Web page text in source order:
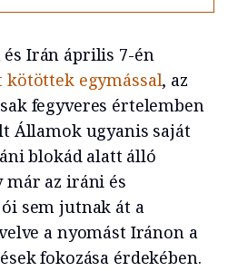
Irán április 7-én
kötöttek egymással, az
fegyveres értelemben
Államok ugyanis saját
blokád alatt álló
az iráni és
sem jutnak át a
a nyomást Iránon a
fokozása érdekében.